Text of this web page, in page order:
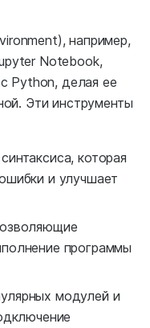
например,
Notebook,
Python, делая ее
Эти инструменты
которая
и улучшает
программы
модулей и